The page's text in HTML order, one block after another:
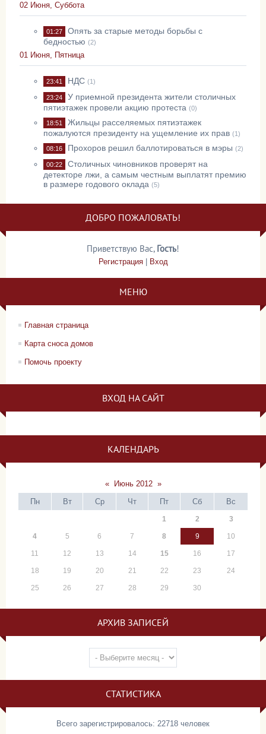
02 Июня, Суббота
01:27
Опять за старые методы борьбы с
бедностью (2)
01 Июня, Пятница
23:41 НДС (1)
23:24
У приемной президента жители столичных
пятиэтажек провели акцию протеста (0)
18:51
Жильцы расселяемых пятиэтажек
пожалуются президенту на ущемление их прав (1)
08:16 Прохоров решил баллотироваться в мэры (2)
00:22
Столичных чиновников проверят на
детекторе лжи, а самым честным выплатят премию
в размере годового оклада (5)
ДОБРО ПОЖАЛОВАТЬ!
Приветствую Вас, Гость!
Регистрация| Вход
МЕНЮ
Главная страница
Карта сноса домов
Помочь проекту
ВХОД НА САЙТ
КАЛЕНДАРЬ
« Июнь 2012 »
Пн
Вт Ср Чт Пт Сб Вс
1 2 3
4 5 6 7 8 9 10
11 12 13 14 15 16 17
18 19 20 21 22 23 24
25 26 27 28 29 30
АРХИВ ЗАПИСЕЙ
СТАТИСТИКА
Всего зарегистрировалось: 22718 человек